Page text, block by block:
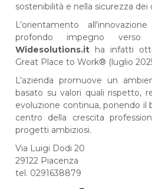
sostenibilità e nella sicurezza dei
L’orientamento
profondo impegno
Widesolutions.it ha infatti
Great Place to Work® (luglio
L’azienda promuove un
basato su valori quali rispetto,
evoluzione continua, ponendo il
centro della crescita
progetti ambiziosi.
Via Luigi Dodi 20
29122 Piacenza
tel. 0291638879